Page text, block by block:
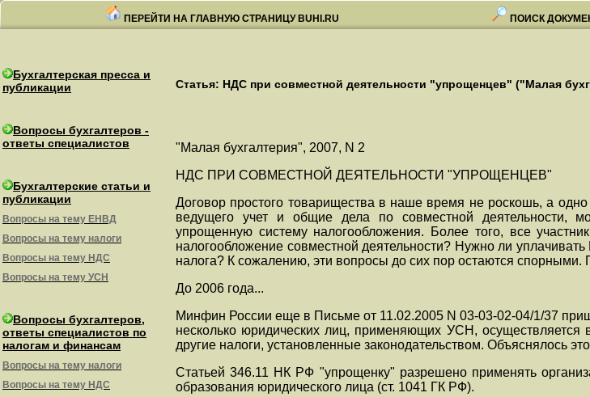
ПЕРЕЙТИ НА ГЛАВНУЮ СТРАНИЦУ BUHI.RU ПОИСК
Бухгалтерская пресса и
публикации
Вопросы бухгалтеров -
ответы специалистов
Бухгалтерские статьи и
публикации
Вопросы на тему ЕНВД
Вопросы на тему налоги
Вопросы на тему НДС
Вопросы на тему УСН
Вопросы бухгалтеров,
ответы специалистов по
налогам и финансам
Вопросы на тему налоги
Вопросы на тему НДС
Статья: НДС при совместной деятельности "упрощенцев" ("Малая
"Малая бухгалтерия", 2007, N 2
НДС ПРИ СОВМЕСТНОЙ ДЕЯТЕЛЬНОСТИ "УПРОЩЕНЦЕВ"
Договор простого товарищества в наше время не роскошь, а одно
ведущего учет и общие дела по совместной деятельности,
упрощенную систему налогообложения. Более того, все
налогообложение совместной деятельности? Нужно ли
налога? К сожалению, эти вопросы до сих пор остаются
До 2006 года...
Минфин России еще в Письме от 11.02.2005 N 03-03-02-04/1/37
несколько юридических лиц, применяющих УСН,
другие налоги, установленные законодательством. Объяснялось
Статьей 346.11 НК РФ "упрощенку" разрешено применять
образования юридического лица (ст. 1041 ГК РФ).